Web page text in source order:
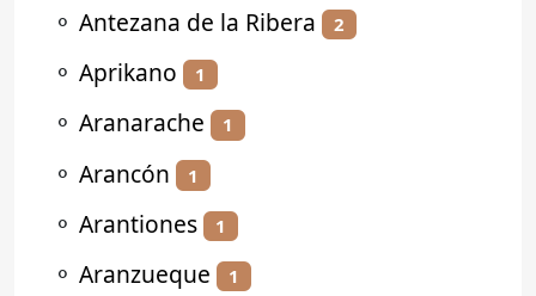
⚬ Antezana de la Ribera 2
⚬ Aprikano 1
⚬ Aranarache 1
⚬ Arancón 1
⚬ Arantiones 1
⚬ Aranzueque 1